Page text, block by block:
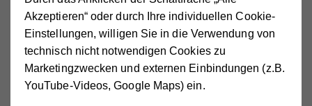
Steiermark beteiligt war.
Gregor Hammerl betonte in seiner Rede, dass die
Unterstützung, die er in seiner Arbeit im Ehrenamt von
vielen Seiten erfahren hat, eine große Bedeutung für ihn
habe.Auch wenn der Sozialbereich in Österreich gut
Akzeptieren“ oder durch Ihre individuellen Cookie-
Einstellungen, willigen Sie in die Verwendung von
technisch nicht notwendigen Cookies zu
Marketingzwecken und externen Einbindungen (z.B.
YouTube-Videos, Google Maps) ein.